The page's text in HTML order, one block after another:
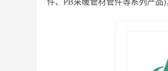
件、PB采暖管材管件等系列产品